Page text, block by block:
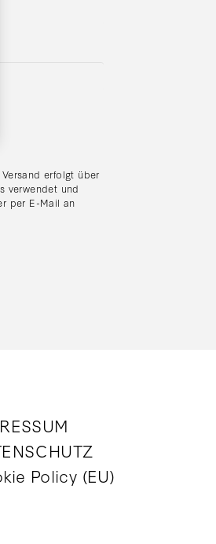
erfolgt über
verwendet und
per E-Mail an
Policy (EU)